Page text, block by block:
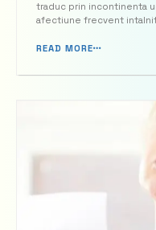
traduc prin incontinenta
afectiune frecvent
fiind mai predispuse sa
READ MORE